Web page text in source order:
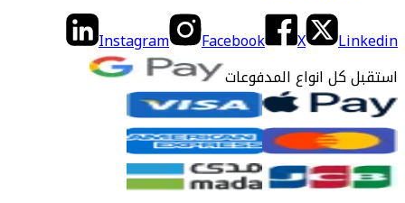
Instagram
Facebook X
Linkedin
استقبل كل انواع المدفوعات